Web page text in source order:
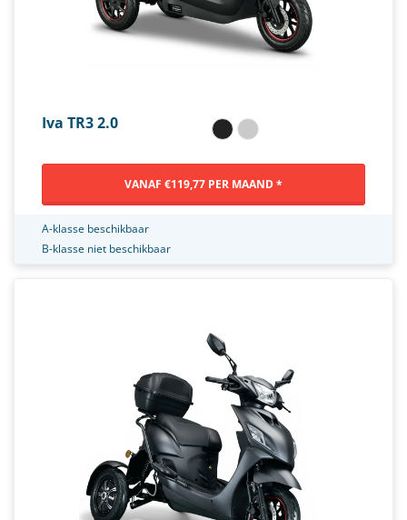
Iva TR3 2.0
VANAF €119,77 PER MAAND *
A-klasse beschikbaar
B-klasse niet beschikbaar